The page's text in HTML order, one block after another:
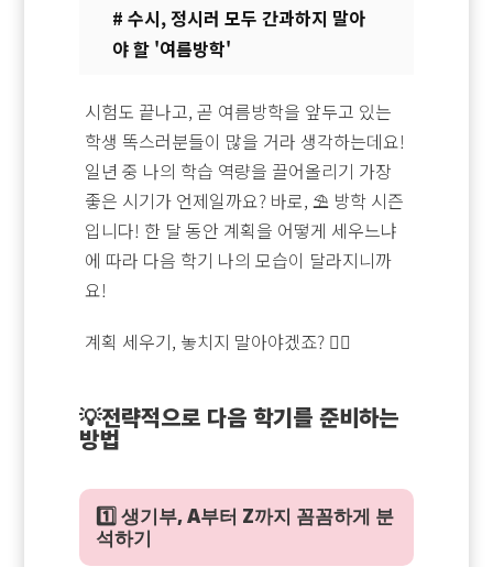
# 수시, 정시러 모두 간과하지 말아
야 할 '여름방학'
시험도 끝나고, 곧 여름방학을 앞두고 있는
학생 똑스러분들이 많을 거라 생각하는데요!
일년 중 나의 학습 역량을 끌어올리기 가장
좋은 시기가 언제일까요? 바로, ⛱️ 방학 시즌
입니다! 한 달 동안 계획을 어떻게 세우느냐
에 따라 다음 학기 나의 모습이 달라지니까
요!
계획 세우기, 놓치지 말아야겠죠? 🙆‍♂️
💡전략적으로 다음 학기를 준비하는
방법
1️⃣ 생기부, A부터 Z까지 꼼꼼하게 분
석하기